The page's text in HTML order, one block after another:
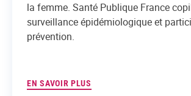
la femme. Santé Publique France
surveillance épidémiologique et
prévention.
EN SAVOIR PLUS